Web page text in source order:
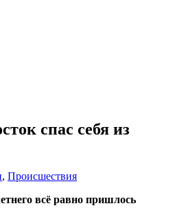
спас себя из
, Происшествия
всё равно пришлось